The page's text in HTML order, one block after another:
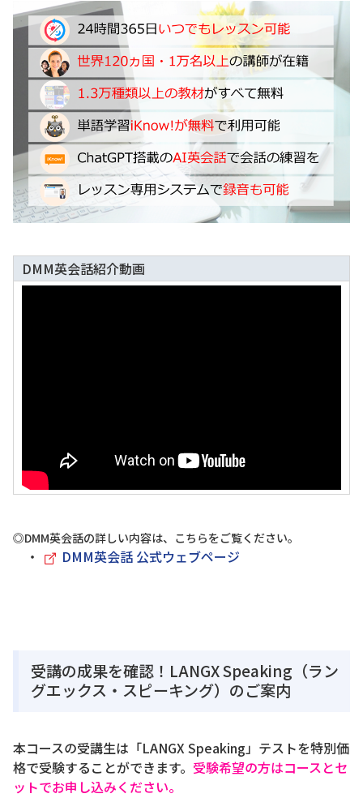
DMM英会話紹介動画
◎DMM英会話の詳しい内容は、こちらをご覧ください。
・ DMM英会話 公式ウェブページ
受講の成果を確認！LANGX Speaking（ラン
グエックス・スピーキング）のご案内
本コースの受講生は「LANGX Speaking」テストを特別価
格で受験することができます。 受験希望の方はコースとセ
ットでお申し込みください。